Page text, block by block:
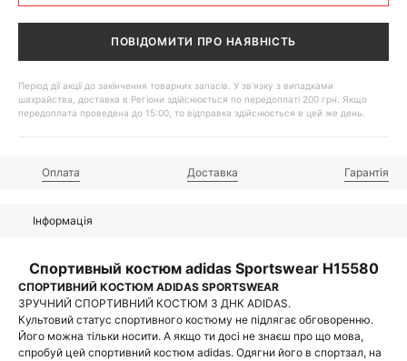
ПОВІДОМИТИ ПРО НАЯВНІСТЬ
Період дії акції до закінчення товарних запасів. У зв'язку з випадками
шахрайства, доставка в Регіони здійснюється по передоплаті 200 грн. Якщо
передоплата проведена до 15:00, то відправка здійснюється в цей же день.
Оплата Доставка Гарантія
Інформація
Спортивный костюм adidas Sportswear H15580
СПОРТИВНИЙ КОСТЮМ ADIDAS SPORTSWEAR
ЗРУЧНИЙ СПОРТИВНИЙ КОСТЮМ З ДНК ADIDAS.
Культовий статус спортивного костюму не підлягає обговоренню.
Його можна тільки носити. А якщо ти досі не знаєш про що мова,
спробуй цей спортивний костюм adidas. Одягни його в спортзал, на